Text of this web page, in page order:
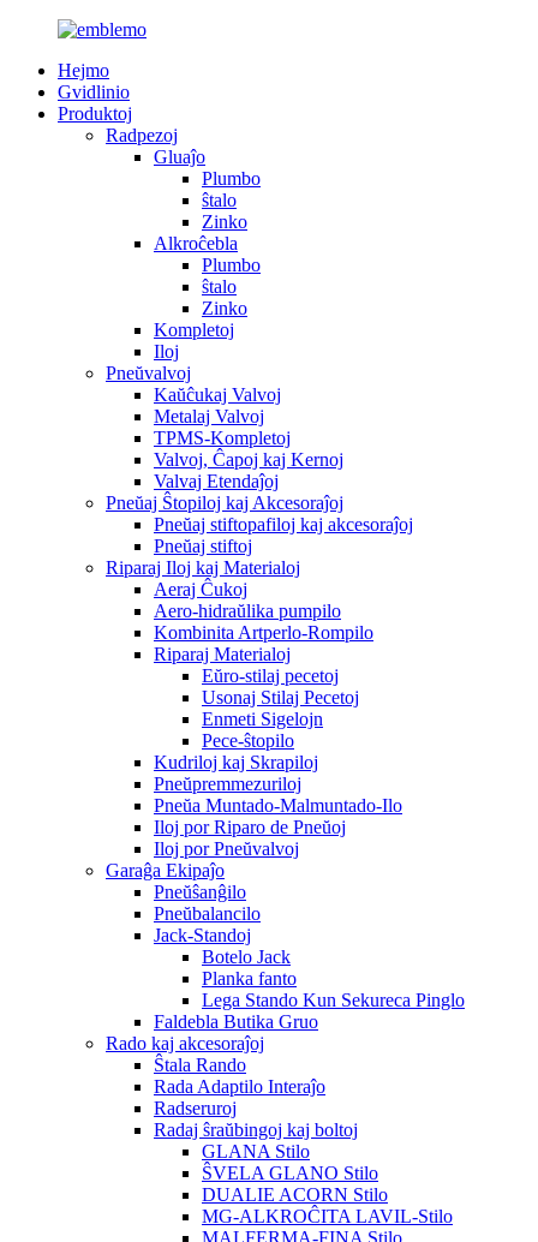
Hejmo
Gvidlinio
Produktoj
Radpezoj
Gluaĵo
Plumbo
ŝtalo
Zinko
Alkroĉebla
Plumbo
ŝtalo
Zinko
Kompletoj
Iloj
Pneŭvalvoj
Kaŭĉukaj Valvoj
Metalaj Valvoj
TPMS-Kompletoj
Valvoj, Ĉapoj kaj Kernoj
Valvaj Etendaĵoj
Pneŭaj Ŝtopiloj kaj Akcesoraĵoj
Pneŭaj stiftopafiloj kaj akcesoraĵoj
Pneŭaj stiftoj
Riparaj Iloj kaj Materialoj
Aeraj Ĉukoj
Aero-hidraŭlika pumpilo
Kombinita Artperlo-Rompilo
Riparaj Materialoj
Eŭro-stilaj pecetoj
Usonaj Stilaj Pecetoj
Enmeti Sigelojn
Pece-ŝtopilo
Kudriloj kaj Skrapiloj
Pneŭpremmezuriloj
Pneŭa Muntado-Malmuntado-Ilo
Iloj por Riparo de Pneŭoj
Iloj por Pneŭvalvoj
Garaĝa Ekipaĵo
Pneŭŝanĝilo
Pneŭbalancilo
Jack-Standoj
Botelo Jack
Planka fanto
Lega Stando Kun Sekureca Pinglo
Faldebla Butika Gruo
Rado kaj akcesoraĵoj
Ŝtala Rando
Rada Adaptilo Interaĵo
Radseruroj
Radaj ŝraŭbingoj kaj boltoj
GLANA Stilo
ŜVELA GLANO Stilo
DUALIE ACORN Stilo
MG-ALKROĈITA LAVIL-Stilo
MALFERMA-FINA Stilo